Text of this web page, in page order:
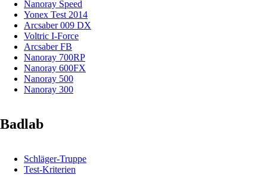
Nanoray Speed
Yonex Test 2014
Arcsaber 009 DX
Voltric I-Force
Arcsaber FB
Nanoray 700RP
Nanoray 600FX
Nanoray 500
Nanoray 300
Badlab
Schläger-Truppe
Test-Kriterien